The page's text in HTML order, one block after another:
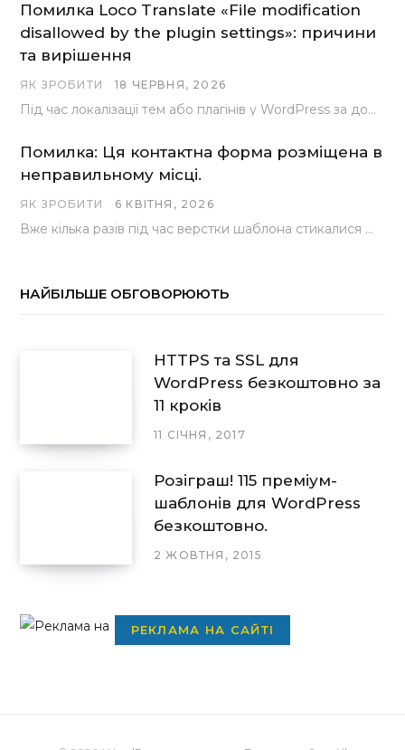
Помилка Loco Translate «File modification
disallowed by the plugin settings»: причини
та вирішення
ЯК ЗРОБИТИ 18 ЧЕРВНЯ, 2026
Під час локалізації тем або плагінів у WordPress за допомогою популярного інструменту Loco Translate розробники…
Помилка: Ця контактна форма розміщена в
неправильному місці.
ЯК ЗРОБИТИ 6 КВІТНЯ, 2026
Вже кілька разів під час верстки шаблона стикалися з проблемою, коли замість контактної форми, згенерованої…
НАЙБІЛЬШЕ ОБГОВОРЮЮТЬ
HTTPS та SSL для
WordPress безкоштовно за
11 кроків
11 СІЧНЯ, 2017
Розіграш! 115 преміум-
шаблонів для WordPress
безкоштовно.
2 ЖОВТНЯ, 2015
РЕКЛАМА НА САЙТІ